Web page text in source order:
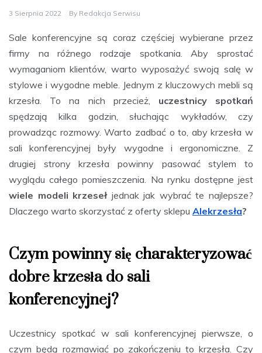
3 Sierpnia 2022 By Redakcja Serwisu
Sale konferencyjne są coraz częściej wybierane przez
firmy na różnego rodzaje spotkania. Aby sprostać
wymaganiom klientów, warto wyposażyć swoją salę w
stylowe i wygodne meble. Jednym z kluczowych mebli są
krzesła. To na nich przecież, uczestnicy spotkań
spędzają kilka godzin, słuchając wykładów, czy
prowadząc rozmowy. Warto zadbać o to, aby krzesła w
sali konferencyjnej były wygodne i ergonomiczne. Z
drugiej strony krzesła powinny pasować stylem to
wyglądu całego pomieszczenia. Na rynku dostępne jest
wiele modeli krzesełjednak jak wybrać te najlepsze?
Dlaczego warto skorzystać z oferty sklepu Alekrzesła?
Czym powinny się charakteryzować
dobre krzesła do sali
konferencyjnej?
Uczestnicy spotkać w sali konferencyjnej pierwsze, o
czym będą rozmawiać po zakończeniu to krzesła. Czy